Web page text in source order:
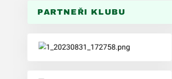
PARTNEŘI KLUBU